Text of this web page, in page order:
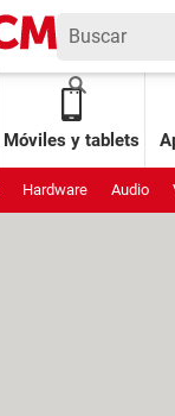
Móviles y tablets
Hardware Audio